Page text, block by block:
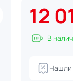
12
В